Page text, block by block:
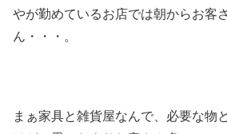
やが勤めているお店では朝からお客
ん・・・。
まぁ家具と雑貨屋なんで、必要な物